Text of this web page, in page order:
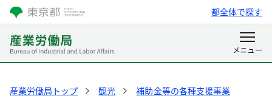
都全体で探す
産業労働局トップ 観光
補助金等の各種支援事業